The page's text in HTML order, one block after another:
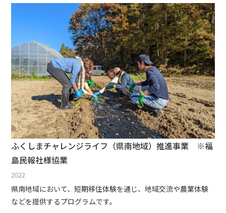
ふくしまチャレンジライフ（県南地域）推進事業 ※福
島民報社様協業
2022
県南地域において、短期移住体験を通じ、地域交流や農業体験
などを提供するプログラムです。